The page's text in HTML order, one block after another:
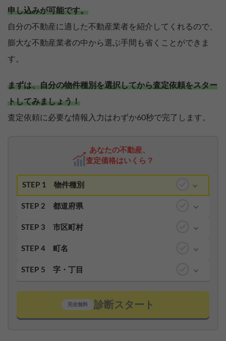
申し込みが可能です。
自分の不動産に適した不動産業者を紹介してくれるので、
膨大な不動産業者の中から選ぶ手間も省くことができま
す。
まずは、自分の物件種別を選択してから査定依頼をスター
トしてみましょう！
査定依頼に必要な情報入力はわずか60秒で完了します。
あなたの不動産、
査定価格はいくら？
STEP 1 物件種別
STEP 2 都道府県
STEP 3 市区町村
STEP 4 町名
STEP 5 字・丁目
完全無料 診断スタート